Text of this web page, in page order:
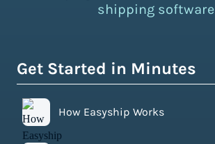
shipping software
Get Started in Minutes
How Easyship Works